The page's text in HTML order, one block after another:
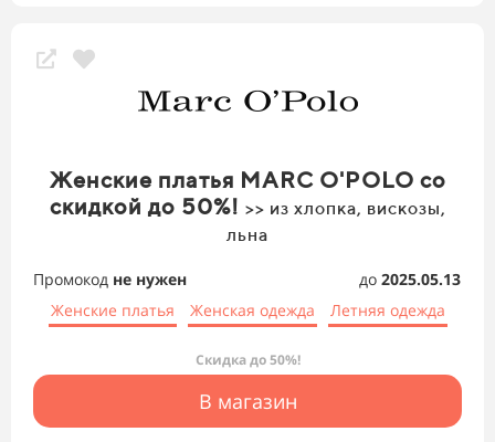
Женские платья MARC O'POLO со
скидкой до 50%! >> из хлопка, вискозы,
льна
Промокод не нужен до 2025.05.13
Женские платья
Женская одежда Летняя одежда
Скидка до 50%!
В магазин